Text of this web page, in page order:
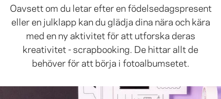
Oavsett om du letar efter en födelsedagspresent
eller en julklapp kan du glädja dina nära och kära
med en ny aktivitet för att utforska deras
kreativitet - scrapbooking. De hittar allt de
behöver för att börja i fotoalbumsetet.